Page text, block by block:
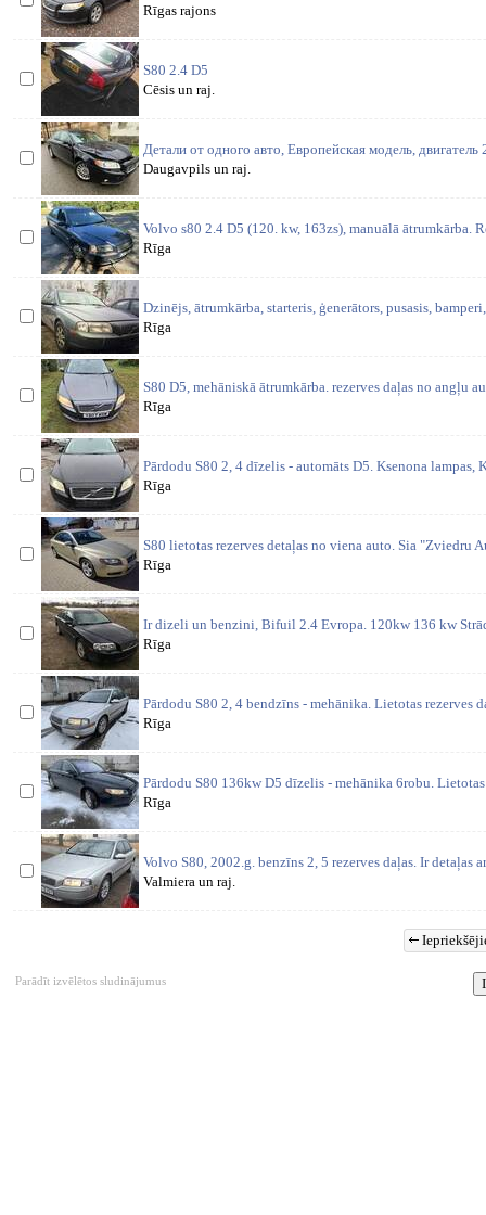
Rīgas rajons
S80 2.4 D5
Cēsis un raj.
Детали от одного авто, Европейская модель,
Daugavpils un raj.
Volvo s80 2.4 D5 (120. kw, 163zs), manuālā ātrumkārba.
Rīga
Dzinējs, ātrumkārba, starteris, ģenerātors, pusasis,
Rīga
S80 D5, mehāniskā ātrumkārba. rezerves daļas no angļu
Rīga
Pārdodu S80 2, 4 dīzelis - automāts D5. Ksenona lampas,
Rīga
S80 lietotas rezerves detaļas no viena auto. Sia "Zviedru
Rīga
Ir dizeli un benzini, Bifuil 2.4 Evropa. 120kw 136 kw
Rīga
Pārdodu S80 2, 4 bendzīns - mehānika. Lietotas rezerves
Rīga
Pārdodu S80 136kw D5 dīzelis - mehānika 6robu. Lietotas
Rīga
Volvo S80, 2002.g. benzīns 2, 5 rezerves daļas. Ir detaļas
Valmiera un raj.
Parādīt izvēlētos sludinājumus